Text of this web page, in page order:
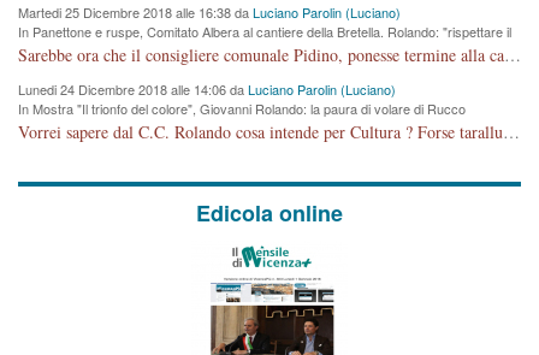
Martedi 25 Dicembre 2018 alle 16:38 daLuciano Parolin (Luciano)
In Panettone e ruspe, Comitato Albera al cantiere della Bretella. Rolando: "rispettare il
cronoprogramma"
Sarebbe ora che il consigliere comunale Pidino, ponesse termine alla campagna elettorale nel territorio del suo seggio Villaggio del Sole. La tiraca è iniziata, distruggerà 6 km di prateria ovest della città, ricca di fonti e sorgenti d'acqua. I cittadini di Maddalene non avranno più Pace la notte. Molta colpa per la costruzione di questa Strada è proprio del signor Rolando,dei suoi gazebo mobili e che vuol far passare questa opera VANDALICA come progetto "utile" a chi ? Non è cosa seria sig. Rolando!
Lunedi 24 Dicembre 2018 alle 14:06 daLuciano Parolin (Luciano)
In Mostra "Il trionfo del colore", Giovanni Rolando: la paura di volare di Rucco
Vorrei sapere dal C.C. Rolando cosa intende per Cultura ? Forse tarallucci, vino e sagre, o spaghetti tricolori del PD ? Il continuo (s)parlare della mostra a Palazzo Chiericati caro consigliere DANNEGGIA FORTEMENTE l'immagine della città TUTTA e fa deviare i consensi che in RUSSIA (badi bene ex U.R.S.S.) sono ECCELLENTI. A livello artistico l'evento è di alta Valenza culturale, COMPITO di Tutta la Cittadinanza fare il possibile per propagandare l'iniziativa senza farne UN CASO PARTITICO come fa Lei da sempre. Meno Gazebo + Partecipazione! E così sia. Amen.
Edicola online